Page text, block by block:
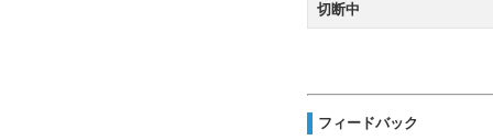
切断中
フィードバック